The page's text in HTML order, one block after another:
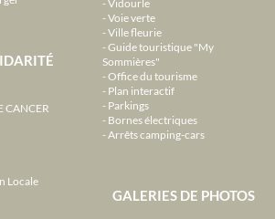
CANCER
Locale
Voie verte
Ville fleurie
Guide touristique "My
Sommières"
Office du tourisme
Plan interactif
Parkings
Bornes électriques
Arrêts camping-cars
GALERIES DE PHOTOS